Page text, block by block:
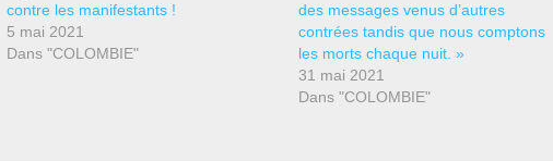
contre les manifestants !
5 mai 2021
Dans "COLOMBIE"
des messages venus d’autres
contrées tandis que nous comptons
les morts chaque nuit. »
31 mai 2021
Dans "COLOMBIE"